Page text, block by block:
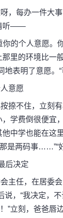
每办一件大事
听——
的个人意愿。你
里的环境比一
地表明了意愿。“
意愿
不住，立刻有
学费倒很便宜
中学也能在这
是两码事……”“
后决定
任，在居委会
说，“我决定，
”立刻，爸爸唇